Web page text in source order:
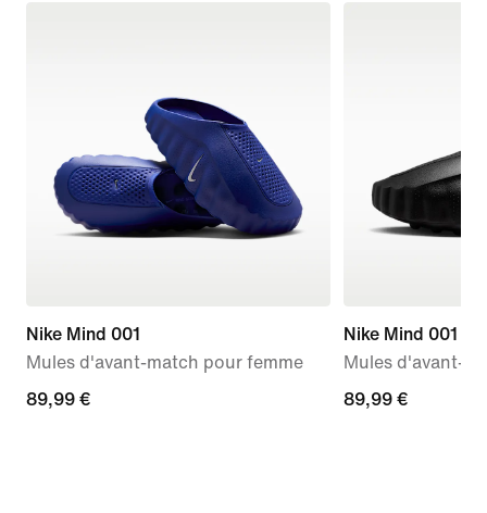
Nike Mind 001
Mules d'avant-match pour femme
89,99 €
89,99 €
Nike Mind 001
Mules d'avant-
89,99 €
89,99 €